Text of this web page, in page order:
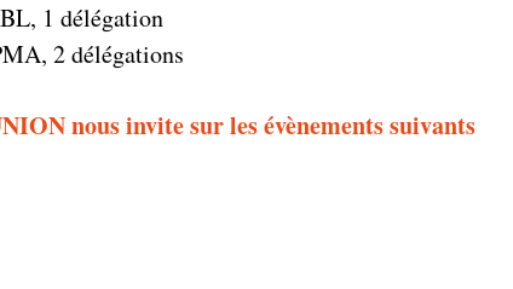
1 délégation
2 délégations
nous invite sur les évènements suivants